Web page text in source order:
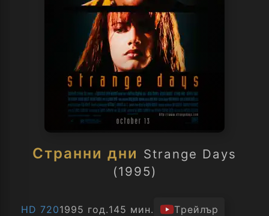
Странни дни Strange Days
(1995)
HD 7201995 год.145 мин. Трейлър